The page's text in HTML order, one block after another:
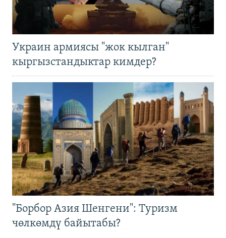
Украин армиясы "жок кылган"
кыргызстандыктар кимдер?
"Борбор Азия Шенгени": Туризм
чөлкөмдү байытабы?